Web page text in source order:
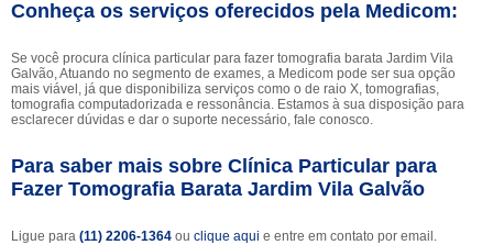
Conheça os serviços oferecidos pela Medicom:
Se você procura clínica particular para fazer tomografia barata Jardim Vila
Galvão, Atuando no segmento de exames, a Medicom pode ser sua opção
mais viável, já que disponibiliza serviços como o de raio X, tomografias,
tomografia computadorizada e ressonância. Estamos à sua disposição para
esclarecer dúvidas e dar o suporte necessário, fale conosco.
Para saber mais sobre Clínica Particular para
Fazer Tomografia Barata Jardim Vila Galvão
Ligue para (11) 2206-1364 ou clique aqui e entre em contato por email.